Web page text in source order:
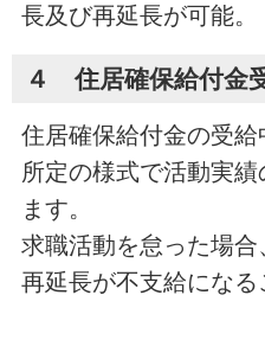
長及び再延長が可能。
４ 住居確保給付金
住居確保給付金の受給
所定の様式で活動実
ます。
求職活動を怠った場合
再延長が不支給になる